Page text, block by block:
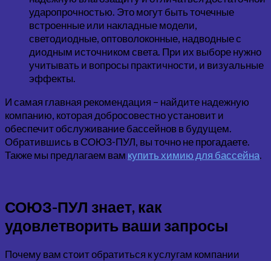
ударопрочностью. Это могут быть точечные
встроенные или накладные модели,
светодиодные, оптоволоконные, надводные с
диодным источником света. При их выборе нужно
учитывать и вопросы практичности, и визуальные
эффекты.
И самая главная рекомендация – найдите надежную
компанию, которая добросовестно установит и
обеспечит обслуживание бассейнов в будущем.
Обратившись в СОЮЗ-ПУЛ, вы точно не прогадаете.
Также мы предлагаем вам купить химию для бассейна.
СОЮЗ-ПУЛ знает, как
удовлетворить ваши запросы
Почему вам стоит обратиться к услугам компании